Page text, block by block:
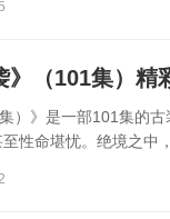
》（101集）
）》是一部101集的
性命堪忧。绝境之中